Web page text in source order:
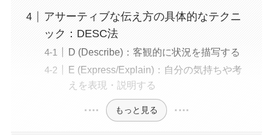
アサーティブな伝え方の具体的なテクニ
ック：DESC法
D (Describe)：客観的に状況を描写する
E (Express/Explain)：自分の気持ちや考
えを表現・説明する
もっと見る